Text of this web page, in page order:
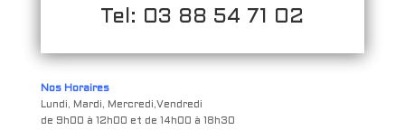
Tel: 03 88 54 71 02
Nos Horaires
Lundi, Mardi, Mercredi,Vendredi
de 9h00 à 12h00 et de 14h00 à 18h30